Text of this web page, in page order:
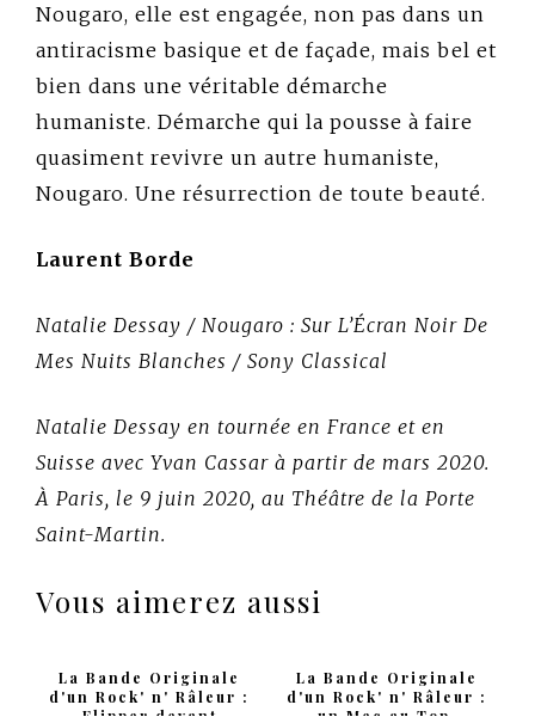
Nougaro, elle est engagée, non pas dans un
antiracisme basique et de façade, mais bel et
bien dans une véritable démarche
humaniste. Démarche qui la pousse à faire
quasiment revivre un autre humaniste,
Nougaro. Une résurrection de toute beauté.
Laurent Borde
Natalie Dessay / Nougaro : Sur L’Écran Noir De
Mes Nuits Blanches / Sony Classical
Natalie Dessay en tournée en France et en
Suisse avec Yvan Cassar à partir de mars 2020.
À Paris, le 9 juin 2020, au Théâtre de la Porte
Saint-Martin.
Vous aimerez aussi
La Bande Originale
d'un Rock' n' Râleur :
La Bande Originale
d'un Rock' n' Râleur :